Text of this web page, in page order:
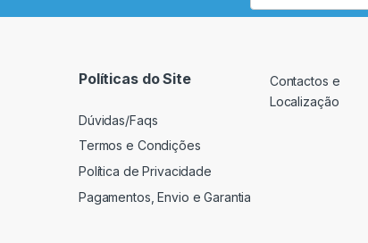
Políticas do Site
Dúvidas/Faqs
Termos e Condições
Política de Privacidade
Pagamentos, Envio e Garantia
Contactos e
Localização